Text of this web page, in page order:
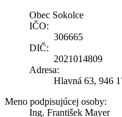
Obec Sokolce
IČO:
306665
DIČ:
2021014809
Adresa:
Hlavná 63, 946
Meno podpisujúcej osoby:
Ing. František Mayer